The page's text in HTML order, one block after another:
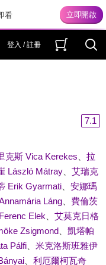
看
登入 / 註冊
7.1
克斯 Vica Kerekes
拉
László Mátray、 艾瑞克
Erik Gyarmati、 安娜瑪
Láng、 費倫茨
Elek
艾莫克日格
Zsigmond、 凱塔帕
Pálfi、 米克洛斯班雅伊
、 利厄爾柯瓦奇